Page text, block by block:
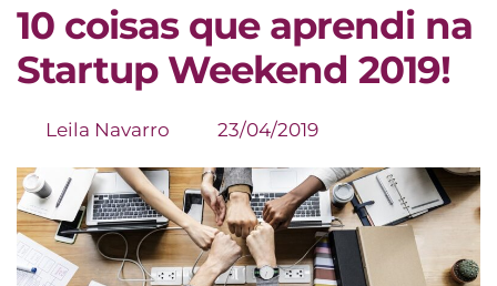
10 coisas que aprendi na
Startup Weekend 2019!
Leila Navarro 23/04/2019